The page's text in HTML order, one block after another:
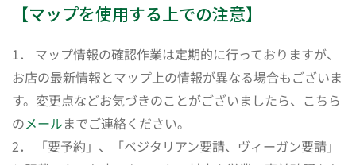
【マップを使用する上での注意】
1． マップ情報の確認作業は定期的に行っておりますが、
お店の最新情報とマップ上の情報が異なる場合もございま
す。変更点などお気づきのことがございましたら、こちら
のメールまでご連絡ください。
2． 「要予約」、「ベジタリアン要請、ヴィーガン要請」